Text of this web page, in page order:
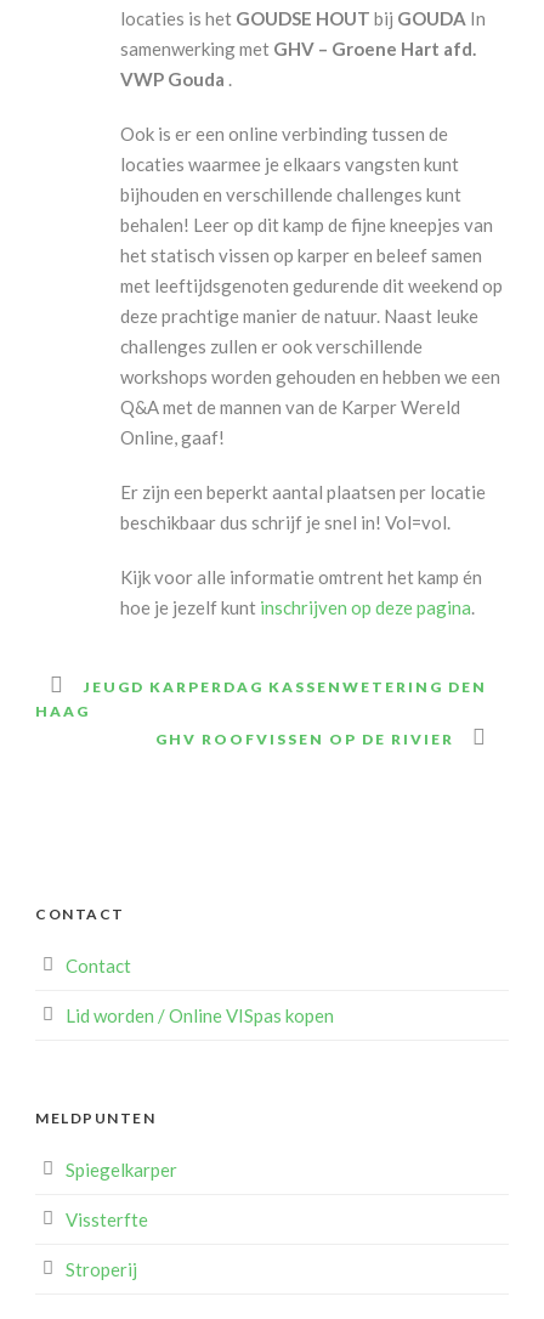
locaties is het GOUDSE HOUT bij GOUDA In
samenwerking met GHV – Groene Hart afd.
VWP Gouda .
Ook is er een online verbinding tussen de
locaties waarmee je elkaars vangsten kunt
bijhouden en verschillende challenges kunt
behalen! Leer op dit kamp de fijne kneepjes van
het statisch vissen op karper en beleef samen
met leeftijdsgenoten gedurende dit weekend op
deze prachtige manier de natuur. Naast leuke
challenges zullen er ook verschillende
workshops worden gehouden en hebben we een
Q&A met de mannen van de Karper Wereld
Online, gaaf!
Er zijn een beperkt aantal plaatsen per locatie
beschikbaar dus schrijf je snel in! Vol=vol.
Kijk voor alle informatie omtrent het kamp én
hoe je jezelf kunt inschrijven op deze pagina.
JEUGD KARPERDAG KASSENWETERING DEN
HAAG
GHV ROOFVISSEN OP DE RIVIER
CONTACT
Contact
Lid worden / Online VISpas kopen
MELDPUNTEN
Spiegelkarper
Vissterfte
Stroperij